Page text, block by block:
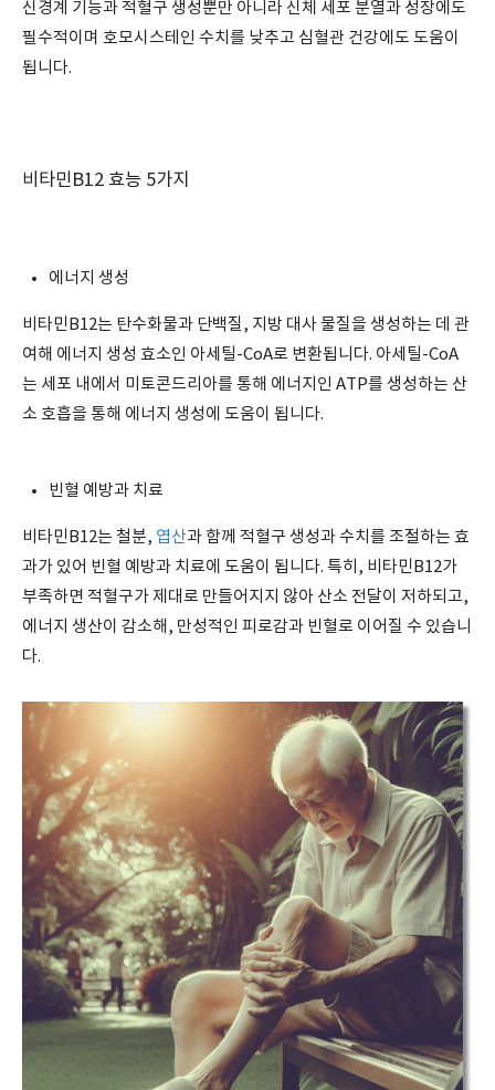
신경계 기능과 적혈구 생성뿐만 아니라 신체 세포 분열과 성장에도
필수적이며 호모시스테인 수치를 낮추고 심혈관 건강에도 도움이
됩니다.
비타민B12 효능 5가지
에너지 생성
비타민B12는 탄수화물과 단백질, 지방 대사 물질을 생성하는 데 관
여해 에너지 생성 효소인 아세틸-CoA로 변환됩니다. 아세틸-CoA
는 세포 내에서 미토콘드리아를 통해 에너지인 ATP를 생성하는 산
소 호흡을 통해 에너지 생성에 도움이 됩니다.
빈혈 예방과 치료
비타민B12는 철분, 엽산과 함께 적혈구 생성과 수치를 조절하는 효
과가 있어 빈혈 예방과 치료에 도움이 됩니다. 특히, 비타민B12가
부족하면 적혈구가 제대로 만들어지지 않아 산소 전달이 저하되고,
에너지 생산이 감소해, 만성적인 피로감과 빈혈로 이어질 수 있습니
다.